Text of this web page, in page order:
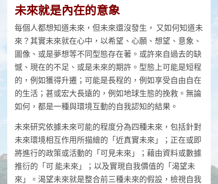
未來就是內在的意象
每個人都想知道未來，但未來還沒發生， 又如何知道未
來？其實未來就在心中，以希望、心願、想望、意象、
圖像、或是夢想等不同型態存在著。或許來自過去的缺
憾、現在的不足、或是未來的期許。型態上可能是短程
的，例如獲得升遷；可能是長程的，例如享受自由自在
的生活；甚或宏大長遠的，例如地球生態的挽救。無論
如何，都是一種與環境互動的自我認知的結果。
未來研究依據未來可能的程度分為四種未來，包括針對
未來環境相互作用所描繪的「近真實未來」；正在或即
將進行的政策或活動的「可見未來」；藉由資料或數據
推衍的「可 能未來」；以及實現自我價值的「渴望未
來」。渴望未來就是整合前三種未來的假設，檢視自我